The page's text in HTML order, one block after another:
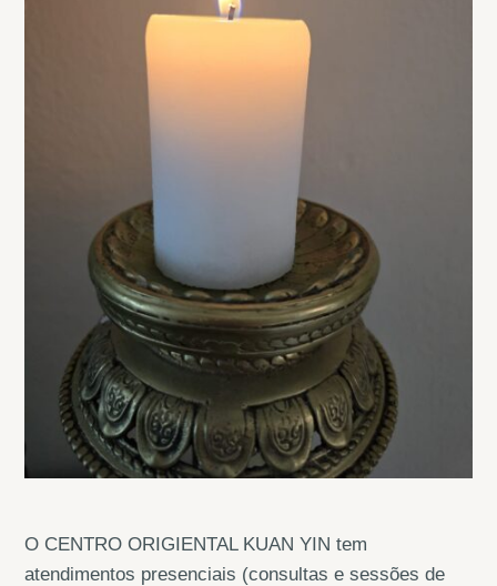
O CENTRO ORIGIENTAL KUAN YIN tem
atendimentos presenciais (consultas e sessões de